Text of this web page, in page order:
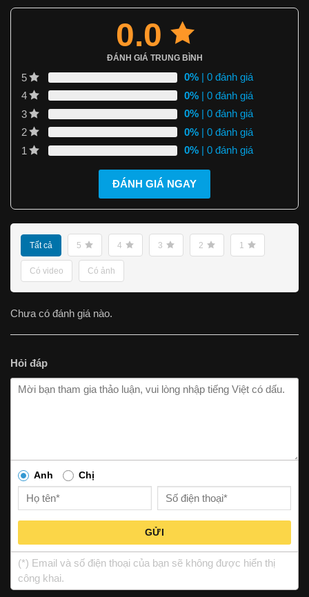
0.0
ĐÁNH GIÁ TRUNG BÌNH
5 0% | 0 đánh giá
4
0% | 0 đánh giá
3
0% | 0 đánh giá
2
0% | 0 đánh giá
1
0% | 0 đánh giá
ĐÁNH GIÁ NGAY
Tất cả 5 4 3 2 1
Có video Có ảnh
Chưa có đánh giá nào.
Hỏi đáp
Anh Chị
GỬI
(*) Email và số điện thoại của bạn sẽ không được hiển thị
công khai.